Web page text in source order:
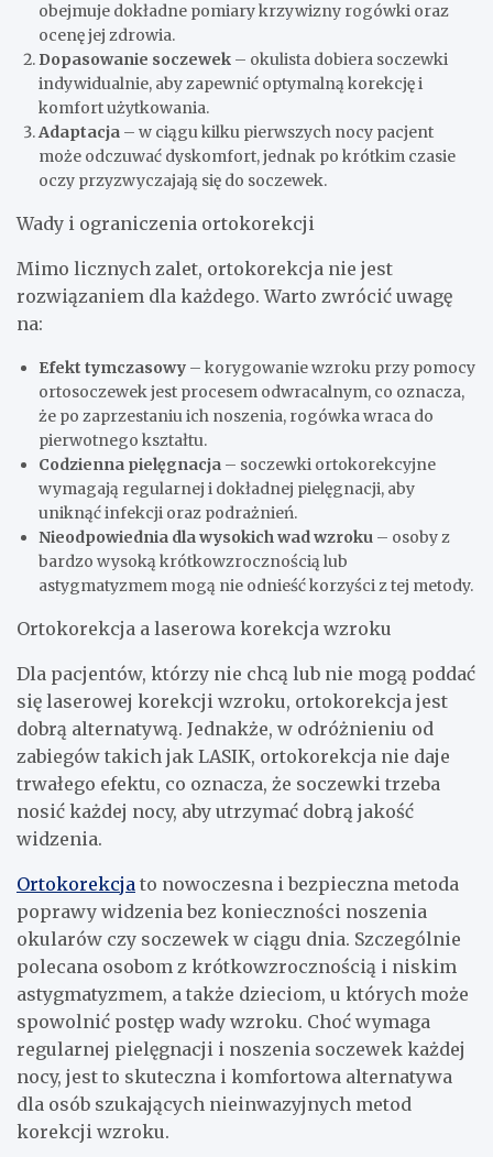
obejmuje dokładne pomiary krzywizny rogówki oraz
ocenę jej zdrowia.
Dopasowanie soczewek – okulista dobiera soczewki
indywidualnie, aby zapewnić optymalną korekcję i
komfort użytkowania.
Adaptacja – w ciągu kilku pierwszych nocy pacjent
może odczuwać dyskomfort, jednak po krótkim czasie
oczy przyzwyczajają się do soczewek.
Wady i ograniczenia ortokorekcji
Mimo licznych zalet, ortokorekcja nie jest
rozwiązaniem dla każdego. Warto zwrócić uwagę
na:
Efekt tymczasowy – korygowanie wzroku przy pomocy
ortosoczewek jest procesem odwracalnym, co oznacza,
że po zaprzestaniu ich noszenia, rogówka wraca do
pierwotnego kształtu.
Codzienna pielęgnacja – soczewki ortokorekcyjne
wymagają regularnej i dokładnej pielęgnacji, aby
uniknąć infekcji oraz podrażnień.
Nieodpowiednia dla wysokich wad wzroku – osoby z
bardzo wysoką krótkowzrocznością lub
astygmatyzmem mogą nie odnieść korzyści z tej metody.
Ortokorekcja a laserowa korekcja wzroku
Dla pacjentów, którzy nie chcą lub nie mogą poddać
się laserowej korekcji wzroku, ortokorekcja jest
dobrą alternatywą. Jednakże, w odróżnieniu od
zabiegów takich jak LASIK, ortokorekcja nie daje
trwałego efektu, co oznacza, że soczewki trzeba
nosić każdej nocy, aby utrzymać dobrą jakość
widzenia.
Ortokorekcja to nowoczesna i bezpieczna metoda
poprawy widzenia bez konieczności noszenia
okularów czy soczewek w ciągu dnia. Szczególnie
polecana osobom z krótkowzrocznością i niskim
astygmatyzmem, a także dzieciom, u których może
spowolnić postęp wady wzroku. Choć wymaga
regularnej pielęgnacji i noszenia soczewek każdej
nocy, jest to skuteczna i komfortowa alternatywa
dla osób szukających nieinwazyjnych metod
korekcji wzroku.